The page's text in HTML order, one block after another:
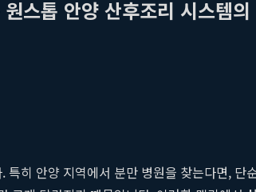
스톱 안양 산후조리 시스템의
히 안양 지역에서 분만 병원을 찾는다면,